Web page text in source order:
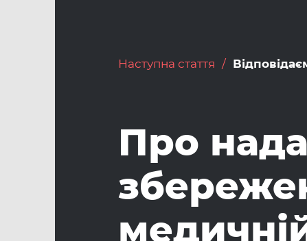
Наступна стаття
Про